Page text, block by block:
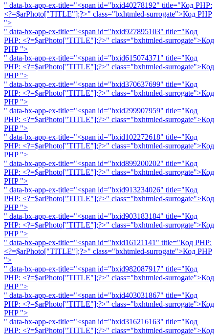
" data-bx-app-ex-title="<span id="bxid40278192" title="Код PHP:
<?=$arPhoto["TITLE"];?>" class="bxhtmled-surrogate">Код PHP
">
" data-bx-app-ex-title="<span id="bxid927895103" title="Код
PHP: <?=$arPhoto["TITLE"];?>" class="bxhtmled-surrogate">Код
PHP">
" data-bx-app-ex-title="<span id="bxid615074371" title="Код
PHP: <?=$arPhoto["TITLE"];?>" class="bxhtmled-surrogate">Код
PHP">
" data-bx-app-ex-title="<span id="bxid370637699" title="Код
PHP: <?=$arPhoto["TITLE"];?>" class="bxhtmled-surrogate">Код
PHP">
" data-bx-app-ex-title="<span id="bxid299907959" title="Код
PHP: <?=$arPhoto["TITLE"];?>" class="bxhtmled-surrogate">Код
PHP">
" data-bx-app-ex-title="<span id="bxid102272618" title="Код
PHP: <?=$arPhoto["TITLE"];?>" class="bxhtmled-surrogate">Код
PHP">
" data-bx-app-ex-title="<span id="bxid899200202" title="Код
PHP: <?=$arPhoto["TITLE"];?>" class="bxhtmled-surrogate">Код
PHP">
" data-bx-app-ex-title="<span id="bxid913234026" title="Код
PHP: <?=$arPhoto["TITLE"];?>" class="bxhtmled-surrogate">Код
PHP">
" data-bx-app-ex-title="<span id="bxid903183184" title="Код
PHP: <?=$arPhoto["TITLE"];?>" class="bxhtmled-surrogate">Код
PHP">
" data-bx-app-ex-title="<span id="bxid16121141" title="Код PHP:
<?=$arPhoto["TITLE"];?>" class="bxhtmled-surrogate">Код PHP
">
" data-bx-app-ex-title="<span id="bxid982087917" title="Код
PHP: <?=$arPhoto["TITLE"];?>" class="bxhtmled-surrogate">Код
PHP">
" data-bx-app-ex-title="<span id="bxid403031867" title="Код
PHP: <?=$arPhoto["TITLE"];?>" class="bxhtmled-surrogate">Код
PHP">
" data-bx-app-ex-title="<span id="bxid316216163" title="Код
PHP: <?=$arPhoto["TITLE"];?>" class="bxhtmled-surrogate">Код